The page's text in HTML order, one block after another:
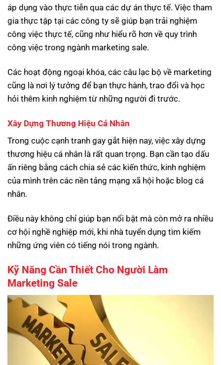
áp dụng vào thực tiễn qua các dự án thực tế. Việc tham
gia thực tập tại các công ty sẽ giúp bạn trải nghiệm
công việc thực tế, cũng như hiểu rõ hơn về quy trình
công việc trong ngành marketing sale.
Các hoạt động ngoại khóa, các câu lạc bộ về marketing
cũng là nơi lý tưởng để bạn thực hành, trao đổi và học
hỏi thêm kinh nghiệm từ những người đi trước.
Xây Dựng Thương Hiệu Cá Nhân
Trong cuộc cạnh tranh gay gắt hiện nay, việc xây dựng
thương hiệu cá nhân là rất quan trọng. Bạn cần tạo dấu
ấn riêng bằng cách chia sẻ các kiến thức, kinh nghiệm
của mình trên các nền tảng mạng xã hội hoặc blog cá
nhân.
Điều này không chỉ giúp bạn nổi bật mà còn mở ra nhiều
cơ hội nghề nghiệp mới, khi nhà tuyển dụng tìm kiếm
những ứng viên có tiếng nói trong ngành.
Kỹ Năng Cần Thiết Cho Người Làm
Marketing Sale